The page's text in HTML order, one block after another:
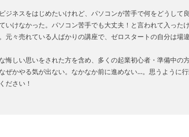
ジネスをはじめたいけれど、パソコンが苦手で何をどうして
いけなかった。パソコン苦手でも大丈夫！と言われて入った
元々売れている人ばかりの講座で、ゼロスタートの自分は場
悔しい思いをされた方を含め、多くの起業初心者・準備中の
ぜかやる気が出ない。なかなか前に進めない…。思うように
ださい！